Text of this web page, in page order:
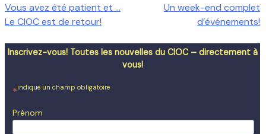
Navigation
de
l'article
Vous avez été patient et …
Le CIOC est de retour!
Un week-end complet
d’événements!
Inscrivez-vous! Toutes les nouvelles du CIOC – directement à
vous!
*indique un champ obligatoire
Prénom